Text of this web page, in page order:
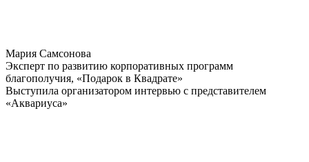
Мария Самсонова
Эксперт по развитию корпоративных программ
благополучия, «Подарок в Квадрате»
Выступила организатором интервью с представителем
«Аквариуса»